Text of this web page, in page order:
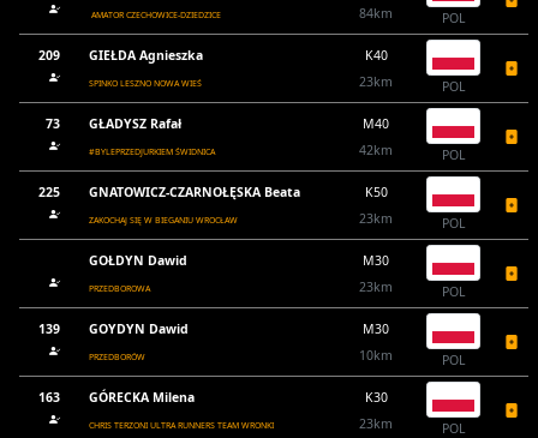
AMATOR CZECHOWICE-DZIEDZICE 84km POL
209 GIEŁDA Agnieszka
SPINKO LESZNO NOWA WIEŚ
K40
23km
POL
73 GŁADYSZ Rafał
#BYLEPRZEDJURKIEM ŚWIDNICA
M40
42km
POL
225 GNATOWICZ-CZARNOŁĘSKA Beata
ZAKOCHAJ SIĘ W BIEGANIU WROCŁAW
K50
23km
POL
GOŁDYN Dawid
PRZEDBOROWA
M30
23km
POL
139 GOYDYN Dawid
PRZEDBORÓW
M30
10km
POL
163 GÓRECKA Milena
CHRIS TERZONI ULTRA RUNNERS TEAM WRONKI
K30
23km
POL